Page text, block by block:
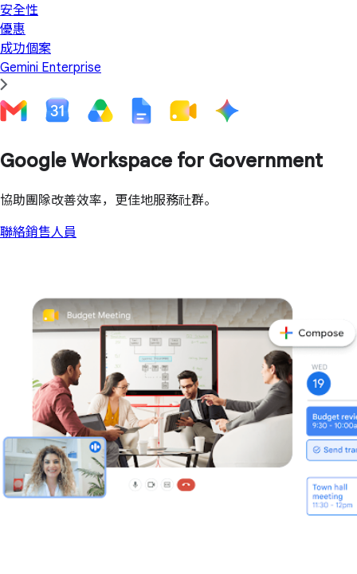
安全性
優惠
成功個案
Gemini Enterprise
Google Workspace for Government
協助團隊改善效率，更佳地服務社群。
聯絡銷售人員